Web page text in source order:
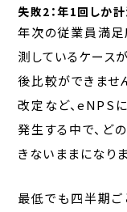
失敗2：年1回しか
年次の従業員満
測しているケース
後比較ができませ
改定など、eNPS
発生する中で、ど
きないままになりま
最低でも四半期ご